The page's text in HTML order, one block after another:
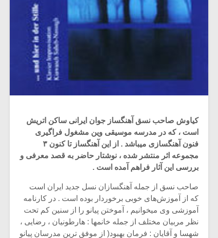
کیاوش صاحب نسق آهنگساز جوان ایرانی ساکن اتریش
است ، که در مدرسه موسیقی وین مشغول فراگیری
فنون آهنگسازی میباشد . از این آهنگساز تا کنون ۳
مجموعه اثر منتشر شده ، نوشتار حاضر به قصد معرفی و
بررسی این آثار فراهم آمده است .
صاحب نسق از جمله آهنگسازان نسل جدید ایران است
که از آموزش‌های خوبی برخوردار بوده است . در کارنامه
آموزشی وی میخوانیم ، آموختن پیانو را از سنین کم تحت
نظر مربیان مختلف از جمله خانمها : هارطونیان ، رضایی ،
شهسا و آقایان : فرمان بهبود( از موفق ترین مدرسان پیانو